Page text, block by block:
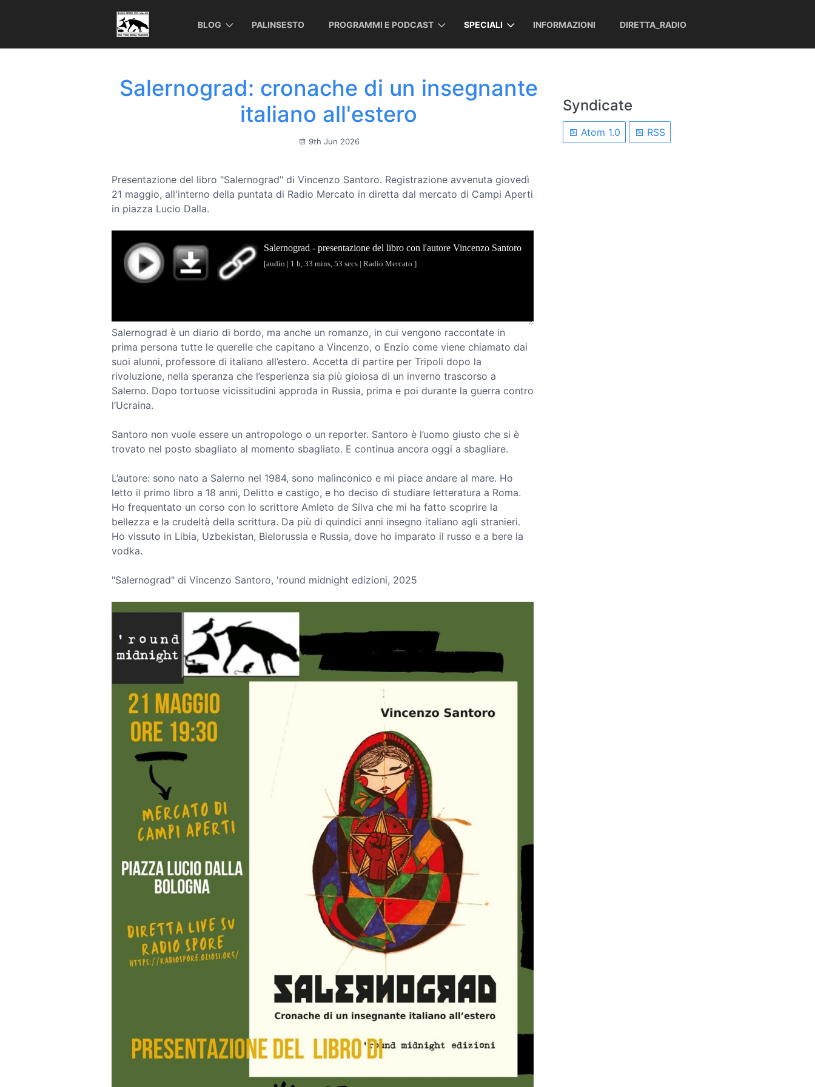
BLOG PALINSESTO PROGRAMMI E PODCAST SPECIALI INFORMAZIONI DIRETTA_RADIO
Salernograd: cronache di un insegnante
italiano all'estero
9th Jun 2026
Presentazione del libro "Salernograd" di Vincenzo Santoro. Registrazione avvenuta giovedì
21 maggio, all'interno della puntata di Radio Mercato in diretta dal mercato di Campi Aperti
in piazza Lucio Dalla.
Salernograd è un diario di bordo, ma anche un romanzo, in cui vengono raccontate in
prima persona tutte le querelle che capitano a Vincenzo, o Enzio come viene chiamato dai
suoi alunni, professore di italiano all’estero. Accetta di partire per Tripoli dopo la
rivoluzione, nella speranza che l’esperienza sia più gioiosa di un inverno trascorso a
Salerno. Dopo tortuose vicissitudini approda in Russia, prima e poi durante la guerra contro
l’Ucraina.
Santoro non vuole essere un antropologo o un reporter. Santoro è l’uomo giusto che si è
trovato nel posto sbagliato al momento sbagliato. E continua ancora oggi a sbagliare.
L’autore: sono nato a Salerno nel 1984, sono malinconico e mi piace andare al mare. Ho
letto il primo libro a 18 anni, Delitto e castigo, e ho deciso di studiare letteratura a Roma.
Ho frequentato un corso con lo scrittore Amleto de Silva che mi ha fatto scoprire la
bellezza e la crudeltà della scrittura. Da più di quindici anni insegno italiano agli stranieri.
Ho vissuto in Libia, Uzbekistan, Bielorussia e Russia, dove ho imparato il russo e a bere la
vodka.
"Salernograd" di Vincenzo Santoro, 'round midnight edizioni, 2025
Syndicate
Atom 1.0 RSS